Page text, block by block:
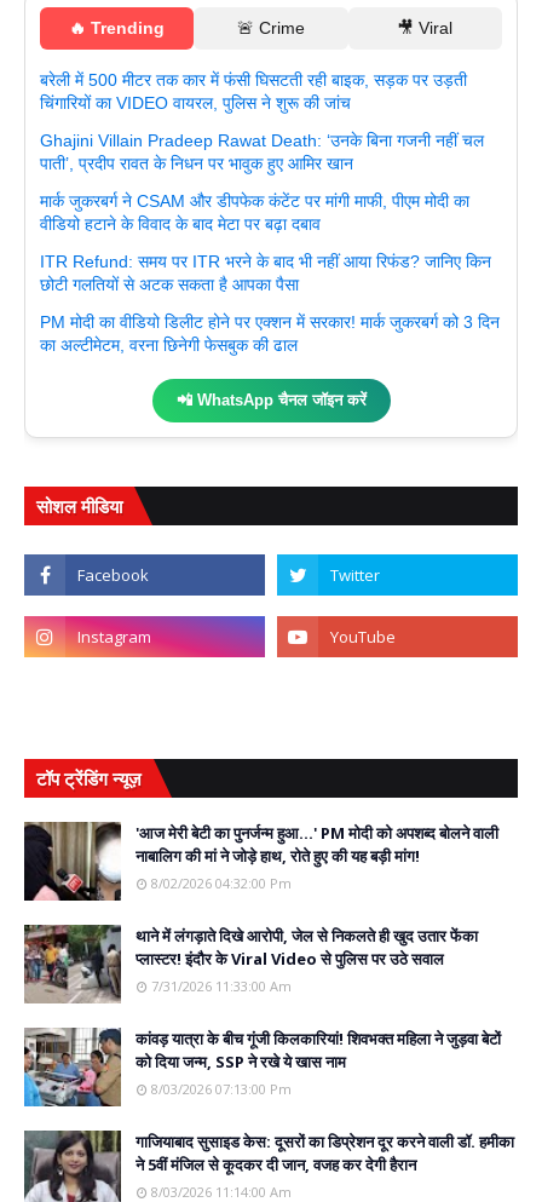
🔥 Trending 🚨 Crime 🎥 Viral
बरेली में 500 मीटर तक कार में फंसी घिसटती रही बाइक, सड़क पर उड़ती
चिंगारियों का VIDEO वायरल, पुलिस ने शुरू की जांच
Ghajini Villain Pradeep Rawat Death: ‘उनके बिना गजनी नहीं चल
पाती’, प्रदीप रावत के निधन पर भावुक हुए आमिर खान
मार्क जुकरबर्ग ने CSAM और डीपफेक कंटेंट पर मांगी माफी, पीएम मोदी का
वीडियो हटाने के विवाद के बाद मेटा पर बढ़ा दबाव
ITR Refund: समय पर ITR भरने के बाद भी नहीं आया रिफंड? जानिए किन
छोटी गलतियों से अटक सकता है आपका पैसा
PM मोदी का वीडियो डिलीट होने पर एक्शन में सरकार! मार्क जुकरबर्ग को 3 दिन
का अल्टीमेटम, वरना छिनेगी फेसबुक की ढाल
📲 WhatsApp चैनल जॉइन करें
सोशल मीडिया
टॉप ट्रेंडिंग न्यूज़
'आज मेरी बेटी का पुनर्जन्म हुआ...' PM मोदी को अपशब्द बोलने वाली
नाबालिग की मां ने जोड़े हाथ, रोते हुए की यह बड़ी मांग!
8/02/2026 04:32:00 Pm
थाने में लंगड़ाते दिखे आरोपी, जेल से निकलते ही खुद उतार फेंका
प्लास्टर! इंदौर के Viral Video से पुलिस पर उठे सवाल
7/31/2026 11:33:00 Am
कांवड़ यात्रा के बीच गूंजी किलकारियां! शिवभक्त महिला ने जुड़वा बेटों
को दिया जन्म, SSP ने रखे ये खास नाम
8/03/2026 07:13:00 Pm
गाजियाबाद सुसाइड केस: दूसरों का डिप्रेशन दूर करने वाली डॉ. हमीका
ने 5वीं मंजिल से कूदकर दी जान, वजह कर देगी हैरान
8/03/2026 11:14:00 Am